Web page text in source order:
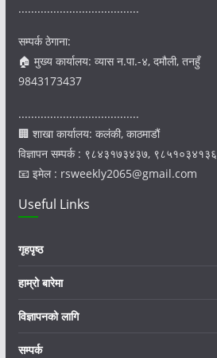
......................................
सम्पर्क ठेगाना:
🏠 मुख्य कार्यालय: व्यास न.पा.-४, दमौली, तनहुँ
9843173437
......................................
🏢 शाखा कार्यालय: कलंकी, काठमाडौं
विज्ञापन सम्पर्क : ९८४३१७३४३७, ९८५१०३४१३६
📧 इमेल : rsweekly2065@gmail.com
Useful Links
गृहपृष्ठ
हाम्रो बारेमा
विज्ञापनको लागि
सम्पर्क